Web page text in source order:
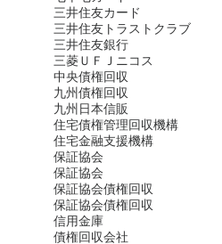
三井住友カード
三井住友トラストクラブ
三井住友銀行
三菱ＵＦＪニコス
中央債権回収
九州債権回収
九州日本信販
住宅債権管理回収機構
住宅金融支援機構
保証協会
保証協会
保証協会債権回収
保証協会債権回収
信用金庫
債権回収会社